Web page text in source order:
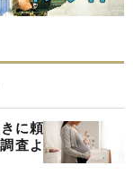
に頼
査よ